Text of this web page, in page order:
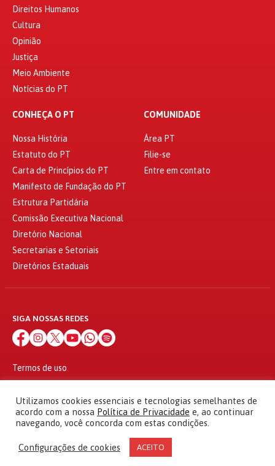
Direitos Humanos
Cultura
Opinião
Justiça
Meio Ambiente
Notícias do PT
CONHEÇA O PT
Nossa História
Estatuto do PT
Carta de Princípios do PT
Manifesto de Fundação do PT
Estrutura Partidária
Comissão Executiva Nacional
Diretório Nacional
Secretarias e Setoriais
Diretórios Estaduais
COMUNIDADE
Área PT
Filie-se
Entre em contato
SIGA NOSSAS REDES
Termos de uso
© 2010 - 2026
Partido dos Trabalhadores Todos os direitos reservados
Utilizamos cookies essenciais e tecnologias semelhantes de
acordo com a nossa Política de Privacidade e, ao continuar
navegando, você concorda com estas condições.
Configurações de cookies ACEITO